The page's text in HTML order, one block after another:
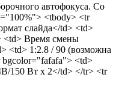
автофокуса. Со
<tbody> <tr
слайда</td> <td>
<td> Время смены
<td> 1:2.8 / 90 (возможна
<td>
150 Вт х 2</td> </tr> <tr